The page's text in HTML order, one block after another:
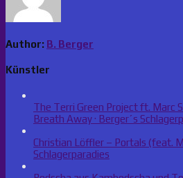
Author: B. Berger
Künstler
The Terri Green Project ft. Marc
Breath Away · Berger´s
Christian Löffler – Portals (feat.
Schlagerparadies